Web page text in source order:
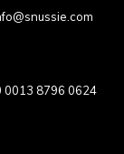
0013 8796 0624